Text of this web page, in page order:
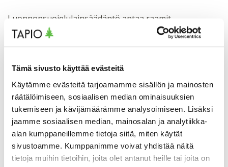
Tämä sivusto käyttää evästeitä
Käytämme evästeitä tarjoamamme sisällön ja mainosten
räätälöimiseen, sosiaalisen median ominaisuuksien
tukemiseen ja kävijämäärämme analysoimiseen. Lisäksi
jaamme sosiaalisen median, mainosalan ja analytiikka-
alan kumppaneillemme tietoja siitä, miten käytät
sivustoamme. Kumppanimme voivat yhdistää näitä
tietoja muihin tietoihin, joita olet antanut heille tai joita on
Luonnonsuojelulainsäädäntö antaa raamit
monimuotoisuuden turvaamiselle
aurinkovoimahankkeissa. Aurinkovoimaloiden
mahdollisuuksia vapaaehtoisiin toimiin, joilla
rikastutetaan entisten turvetuotantoalueiden luontoa.
Nyt olisi tärkeää kokeilla erilaisia tapoja toteuttaa
luontotekoja, jotta parhaat käytännöt saadaan selville.
Pienilläkin teoilla on merkitystä luonnolle ja maisemalle.
Opas kokoaa tämän hetken näkemyksen